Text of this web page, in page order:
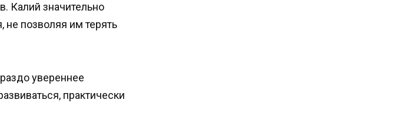
Калий значительно
не позволяя им терять
увереннее
практически